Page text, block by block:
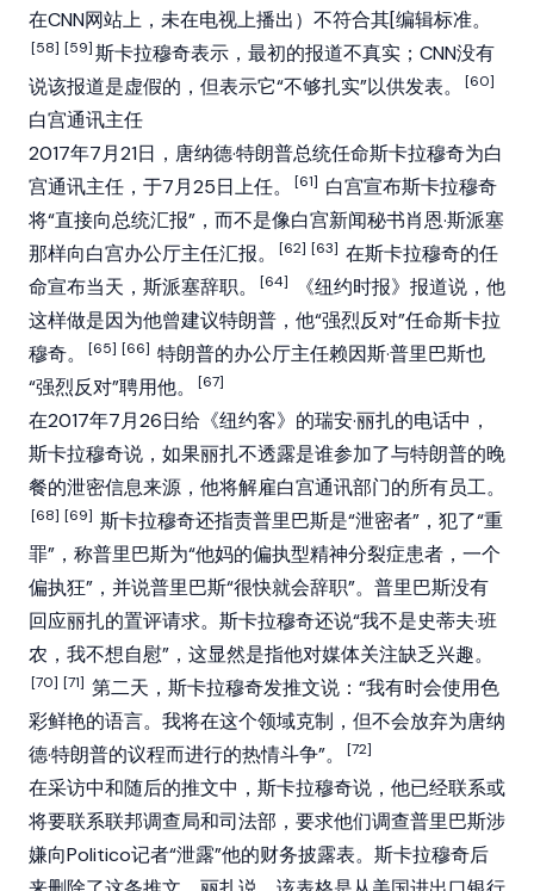
在CNN网站上，未在电视上播出）不符合其[编辑标准。
[58] [59]斯卡拉穆奇表示，最初的报道不真实；CNN没有
说该报道是虚假的，但表示它“不够扎实”以供发表。
[60]
白宫通讯主任
2017年7月21日，唐纳德·特朗普总统任命斯卡拉穆奇为白
宫通讯主任，于7月25日上任。
[61] 白宫宣布斯卡拉穆奇
将“直接向总统汇报”，而不是像白宫新闻秘书肖恩·斯派塞
那样向白宫办公厅主任汇报。
[62] [63] 在斯卡拉穆奇的任
命宣布当天，斯派塞辞职。
[64]
《纽约时报》报道说，他
这样做是因为他曾建议特朗普，他“强烈反对”任命斯卡拉
穆奇。
[65] [66] 特朗普的办公厅主任赖因斯·普里巴斯也
“强烈反对”聘用他。
[67]
在2017年7月26日给《纽约客》的瑞安·丽扎的电话中，
斯卡拉穆奇说，如果丽扎不透露是谁参加了与特朗普的晚
餐的泄密信息来源，他将解雇白宫通讯部门的所有员工。
[68] [69] 斯卡拉穆奇还指责普里巴斯是“泄密者”，犯了“重
罪”，称普里巴斯为“他妈的偏执型精神分裂症患者，一个
偏执狂”，并说普里巴斯“很快就会辞职”。普里巴斯没有
回应丽扎的置评请求。斯卡拉穆奇还说“我不是史蒂夫·班
农，我不想自慰”，这显然是指他对媒体关注缺乏兴趣。
[70] [71] 第二天，斯卡拉穆奇发推文说：“我有时会使用色
彩鲜艳的语言。我将在这个领域克制，但不会放弃为唐纳
德·特朗普的议程而进行的热情斗争”。
[72]
在采访中和随后的推文中，斯卡拉穆奇说，他已经联系或
将要联系联邦调查局和司法部，要求他们调查普里巴斯涉
嫌向Politico记者“泄露”他的财务披露表。斯卡拉穆奇后